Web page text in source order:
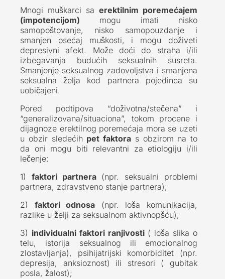
Mnogi muškarci sa erektilnim poremećajem
(impotencijom) mogu imati nisko
samopoštovanje, nisko samopouzdanje i
smanjen osećaj muškosti, i mogu doživeti
depresivni afekt. Može doći do straha i/ili
izbegavanja budućih seksualnih susreta.
Smanjenje seksualnog zadovoljstva i smanjena
seksualna želja kod partnera pojedinca su
uobičajeni.
Pored podtipova “doživotna/stečena” i
“generalizovana/situaciona”, tokom procene i
dijagnoze erektilnog poremećaja mora se uzeti
u obzir sledećih pet faktora s obzirom na to
da oni mogu biti relevantni za etiologiju i/ili
lečenje:
1) faktori partnera(npr. seksualni problemi
partnera, zdravstveno stanje partnera);
2) faktori odnosa (npr. loša komunikacija,
razlike u želji za seksualnom aktivnopšću);
3) individualni faktori ranjivosti( loša slika o
telu, istorija seksualnog ili emocionalnog
zlostavljanja), psihijatrijski komorbiditet (npr.
depresija, anksioznost) ili stresori ( gubitak
posla, žalost);